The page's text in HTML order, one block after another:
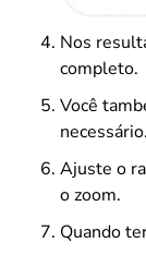
Nos
completo.
Você
necessário.
Ajuste o
o zoom.
Quando